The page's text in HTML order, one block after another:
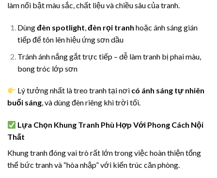
làm nổi bật màu sắc, chất liệu và chiều sâu của tranh.
Dùngđèn spotlight,đèn rọi tranh hoặc ánh sáng gián
tiếp để tôn lên hiệu ứng sơn dầu
Tránh ánh nắng gắt trực tiếp – dễ làm tranh bị phai màu,
bong tróc lớp sơn
Lý tưởng nhất là treo tranh tại nơi có ánh sáng tự nhiên
buổi sáng, và dùng đèn riêng khi trời tối.
Lựa Chọn Khung Tranh Phù Hợp Với Phong Cách Nội
Thất
Khung tranh đóng vai trò rất lớn trong việc hoàn thiện tổng
thể bức tranh và “hòa nhập” với kiến trúc căn phòng.